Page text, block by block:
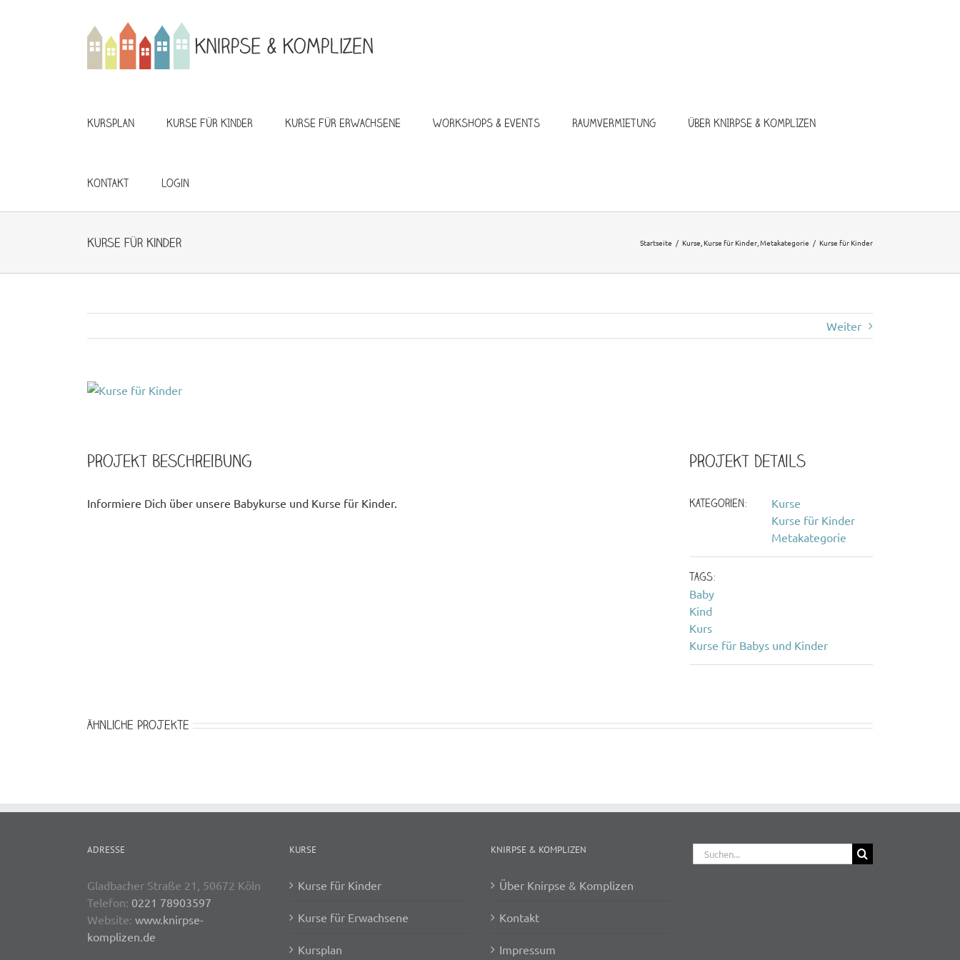
KURSPLAN KURSE FÜR KINDER KURSE FÜR ERWACHSENE WORKSHOPS & EVENTS RAUMVERMIETUNG ÜBER KNIRPSE & KOMPLIZEN
KONTAKT Login
Kurse für Kinder Startseite / Kurse,Kurse für Kinder,Metakategorie / Kurse für Kinder
Weiter
View
Projekt Beschreibung
Informiere Dich über unsere Babykurse und Kurse für Kinder.
Projekt Details
Kategorien:
Kurse
Kurse für Kinder
Metakategorie
Tags:
Baby
Kind
Kurs
Kurse für Babys und Kinder
Ähnliche Projekte
ADRESSE
Gladbacher Straße 21, 50672 Köln
Telefon: 0221 78903597
Website: www.knirpse-
komplizen.de
KURSE
Kurse für Kinder
Kurse für Erwachsene
Kursplan
KNIRPSE & KOMPLIZEN
Über Knirpse & Komplizen
Kontakt
Impressum
Suche
nach: